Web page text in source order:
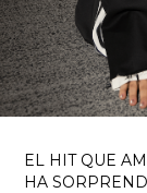
EL HIT QUE
HA